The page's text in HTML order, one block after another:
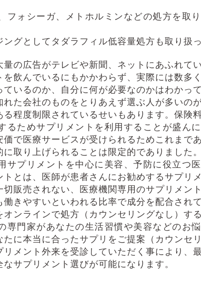
フォシーガ、メトホルミンなどの処方を取
グとしてタダラフィル低容量処方も取り扱
の広告がテレビや新聞、ネットにあふれて
飲んでいるにもかかわらず、実際には数多
いるのか、自分に何が必要なのかはわかっ
た会社のものをとりあえず選ぶ人が多いの
程度制限されているせいもあります。保険
るためサプリメントを利用することが盛ん
で医療サービスが受けられるためこれまで
取り上げられることは限定的でありました。
サプリメントを中心に美容、予防に役立つ
とは、医師が患者さんにお勧めするサプリ
切販売されない、医療機関専用のサプリメン
きやすいといわれる比率で成分を配合され
ンラインで処方（カウンセリングなし）す
専門家があなたの生活習慣や美容などのお
に本当に合ったサプリをご提案（カウンセ
メント外来を受診していただく事により、
サプリメント選びが可能になります。